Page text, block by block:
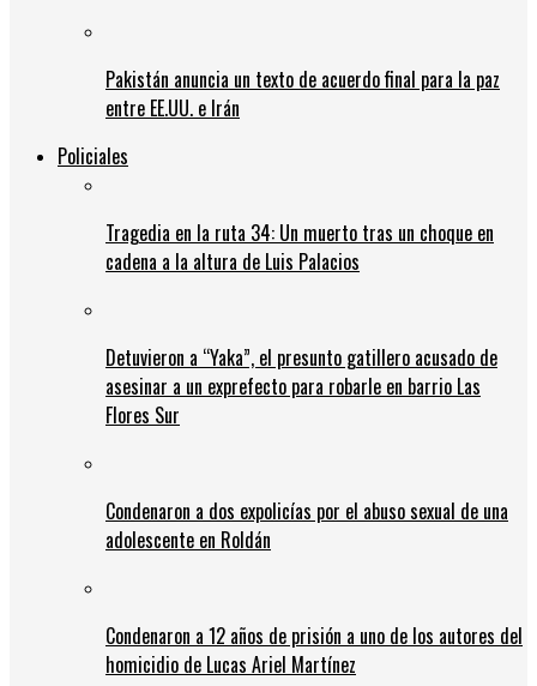
Pakistán anuncia un texto de acuerdo final para la paz
entre EE.UU. e Irán
Policiales
Tragedia en la ruta 34: Un muerto tras un choque en
cadena a la altura de Luis Palacios
Detuvieron a “Yaka”, el presunto gatillero acusado de
asesinar a un exprefecto para robarle en barrio Las
Flores Sur
Condenaron a dos expolicías por el abuso sexual de una
adolescente en Roldán
Condenaron a 12 años de prisión a uno de los autores del
homicidio de Lucas Ariel Martínez